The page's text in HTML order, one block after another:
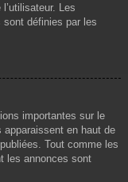
Les
sont définies par les
importantes sur le
en haut de
Tout comme les
les annonces sont